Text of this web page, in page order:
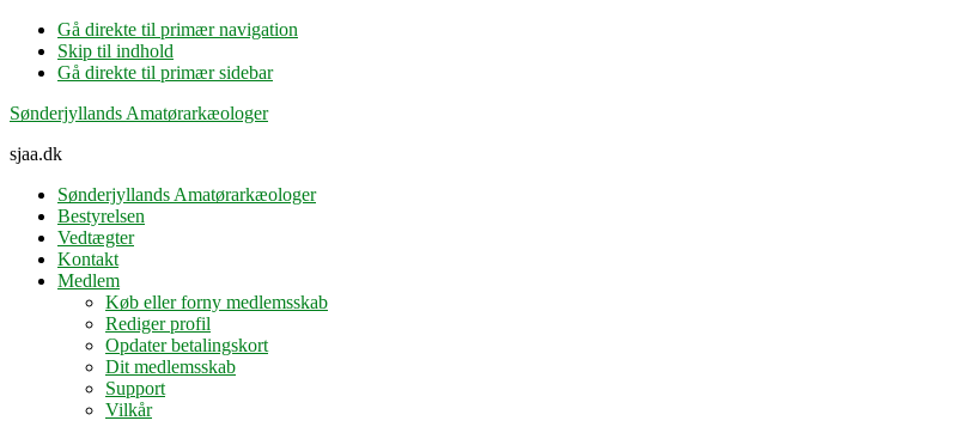
Gå direkte til primær navigation
Skip til indhold
Gå direkte til primær sidebar
Sønderjyllands Amatørarkæologer
sjaa.dk
Sønderjyllands Amatørarkæologer
Bestyrelsen
Vedtægter
Kontakt
Medlem
Køb eller forny medlemsskab
Rediger profil
Opdater betalingskort
Dit medlemsskab
Support
Vilkår